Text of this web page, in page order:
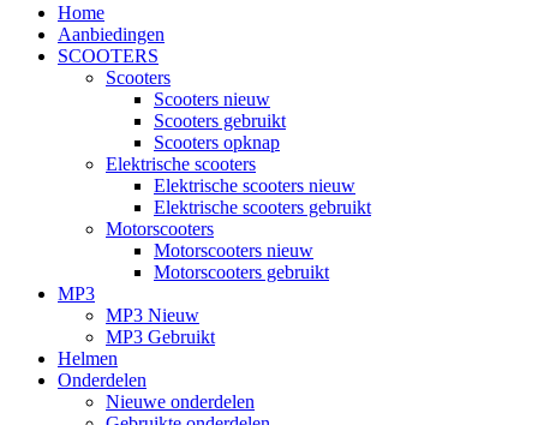
Home
Aanbiedingen
SCOOTERS
Scooters
Scooters nieuw
Scooters gebruikt
Scooters opknap
Elektrische scooters
Elektrische scooters nieuw
Elektrische scooters gebruikt
Motorscooters
Motorscooters nieuw
Motorscooters gebruikt
MP3
MP3 Nieuw
MP3 Gebruikt
Helmen
Onderdelen
Nieuwe onderdelen